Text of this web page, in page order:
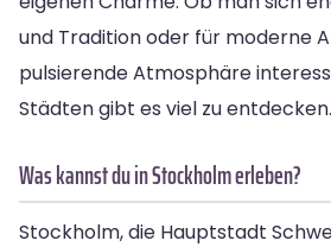
und Tradition oder für moderne
pulsierende Atmosphäre
Städten gibt es viel zu entdecken.
Was kannst du in Stockholm erleben?
Stockholm, die Hauptstadt